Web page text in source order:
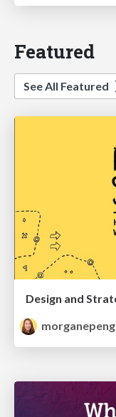
Featured
See All Featured
morganepeng